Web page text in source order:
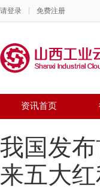
请登录 免费注册
资讯首页
我国发
来五大红